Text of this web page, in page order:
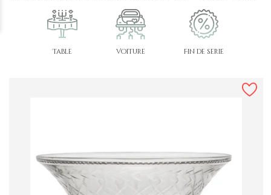
Table Voiture Fin de série